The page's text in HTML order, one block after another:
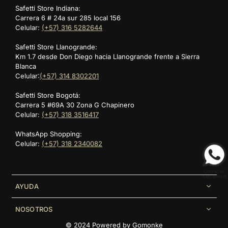
Diseño deportivo moderno.
Libertad de movimiento.
Entrena con un ajuste que se adapta a ti.
deportiva de silueta slim para hombre Safetti
Safetti Store Indiana:
Carrera 6 # 24a sur 285 local 156
Celular: (+57) 316 5282644
Safetti Store Llanogrande:
Km 1.7 desde Don Diego hacia Llanogrande frente a Sierra
Blanca
Celular:(+57) 314 8302201
Safetti Store Bogotá:
Carrera 5 #69A 30 Zona G Chapinero
Celular: (+57) 318 3516417
WhatsApp Shopping:
Celular: (+57) 318 2340082
AYUDA
NOSOTROS
© 2024 Powered by Gomonke